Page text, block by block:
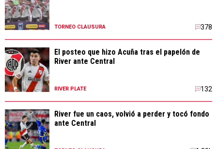
TORNEO CLAUSURA 378
El posteo que hizo Acuña tras el papelón de
River ante Central
RIVER PLATE 132
River fue un caos, volvió a perder y tocó fondo
ante Central